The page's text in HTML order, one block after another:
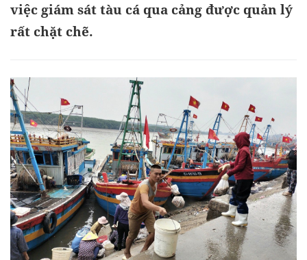
việc giám sát tàu cá qua cảng được quản lý
rất chặt chẽ.